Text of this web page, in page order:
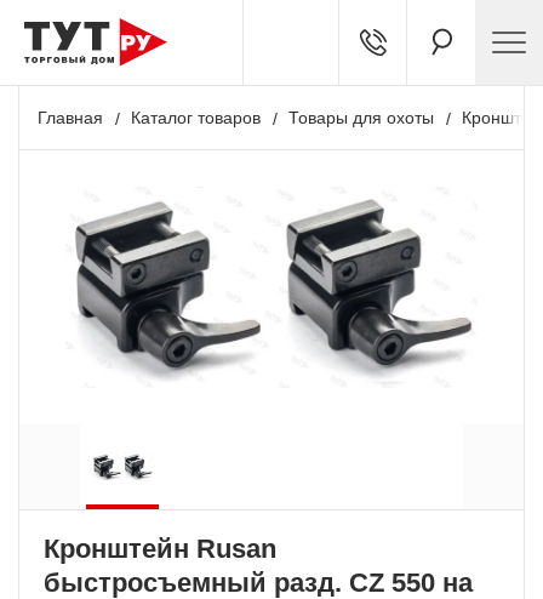
Главная Каталог товаров Товары для охоты
Кронштейн Rusan
быстросъемный разд. CZ 550 на